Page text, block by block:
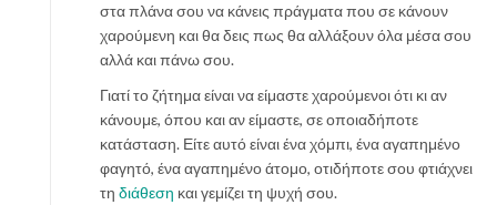
στα πλάνα σου να κάνεις πράγματα που σε κάνουν
χαρούμενη και θα δεις πως θα αλλάξουν όλα μέσα σου
αλλά και πάνω σου.
Γιατί το ζήτημα είναι να είμαστε χαρούμενοι ότι κι αν
κάνουμε, όπου και αν είμαστε, σε οποιαδήποτε
κατάσταση. Είτε αυτό είναι ένα χόμπι, ένα αγαπημένο
φαγητό, ένα αγαπημένο άτομο, οτιδήποτε σου φτιάχνει
τη διάθεση και γεμίζει τη ψυχή σου.